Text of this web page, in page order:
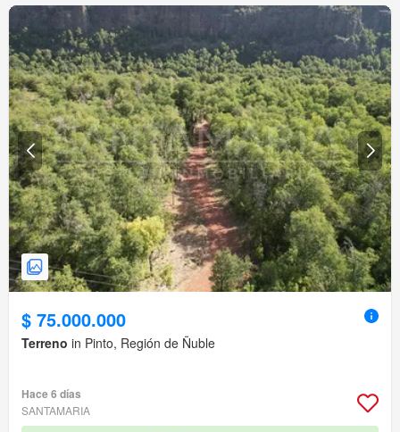
$ 75.000.000
Terreno in Pinto, Región de Ñuble
Hace 6 días
SANTAMARIA